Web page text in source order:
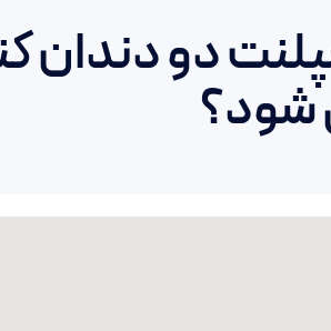
دو دندان
شود؟